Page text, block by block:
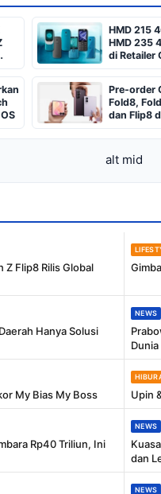
HMD 215
HMD 235
di Retailer
HMD
Bergabung
Pre-order
Fold8,
dan Flip8
Lampaui
Samsung
alt mid
Z Flip8 Rilis Global
Hanya Solusi
NEWS
Dunia
My Bias My Boss Upin
Rp40 Triliun, Ini
NEWS
dan
NEWS